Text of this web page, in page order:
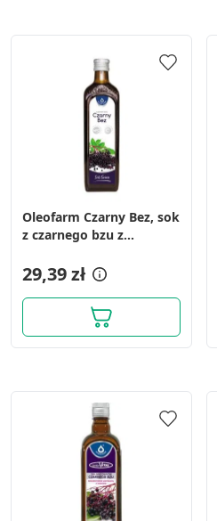
Oleofarm Czarny Bez, sok
z czarnego bzu z
29,39 zł